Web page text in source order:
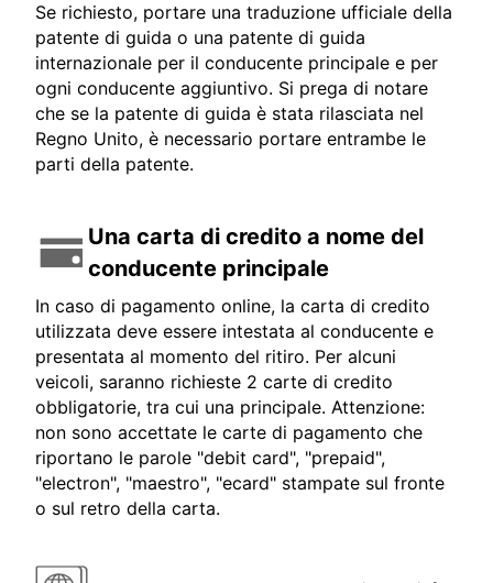
Se richiesto, portare una traduzione ufficiale della
patente di guida o una patente di guida
internazionale per il conducente principale e per
ogni conducente aggiuntivo. Si prega di notare
che se la patente di guida è stata rilasciata nel
Regno Unito, è necessario portare entrambe le
parti della patente.
Una carta di credito a nome del
conducente principale
In caso di pagamento online, la carta di credito
utilizzata deve essere intestata al conducente e
presentata al momento del ritiro. Per alcuni
veicoli, saranno richieste 2 carte di credito
obbligatorie, tra cui una principale. Attenzione:
non sono accettate le carte di pagamento che
riportano le parole "debit card", "prepaid",
"electron", "maestro", "ecard" stampate sul fronte
o sul retro della carta.